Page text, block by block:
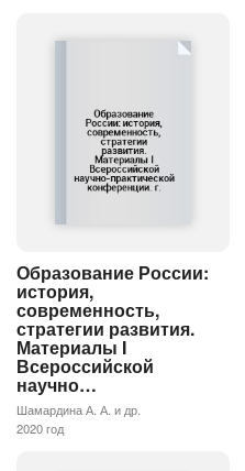
Образование России:
история,
современность,
стратегии развития.
Материалы I
Всероссийской
научно…
Шамардина А. А. и др.
2020 год